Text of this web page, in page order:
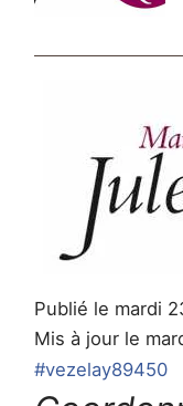
Publié le mardi
Mis à jour le
#vezelay89450